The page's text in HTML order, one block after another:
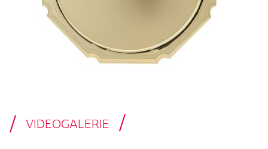
VIDEOGALERIE